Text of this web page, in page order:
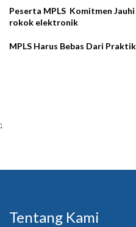
Peserta MPLS Komitmen
rokok elektronik
MPLS Harus Bebas Dari
;
Tentang Kami